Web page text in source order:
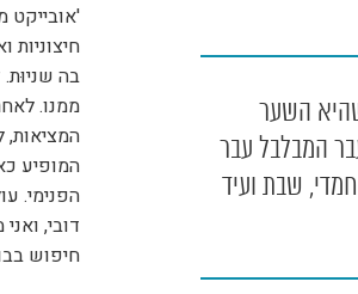
השער
המבלבל עבר
שבת ועיד
'אובייקט
חיצוניות
בה
ממנו.
המציאות,
המופיע
הפנימי.
דובי,
חיפוש